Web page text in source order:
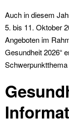
Auch in diesem
5. bis 11. Oktober
Angeboten im
Gesundheit 2026“